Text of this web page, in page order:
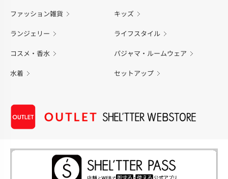
ファッション雑貨 キッズ
ランジェリー ライフスタイル
コスメ・香水 パジャマ・ルームウェア
水着 セットアップ